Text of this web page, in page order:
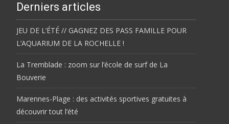
Derniers articles
JEU DE L’ÉTÉ // GAGNEZ DES PASS FAMILLE POUR
L’AQUARIUM DE LA ROCHELLE !
La Tremblade : zoom sur l’école de surf de La
Bouverie
Marennes-Plage : des activités sportives gratuites à
découvrir tout l’été